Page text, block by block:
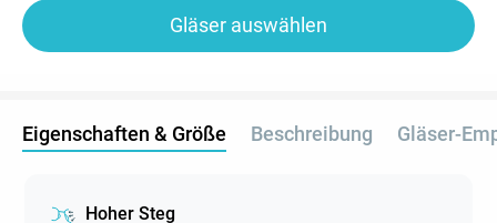
Gläser auswählen
Eigenschaften & Größe Beschreibung Gläser-
Hoher Steg